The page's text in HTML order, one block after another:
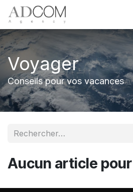
Se rendre au contenu
Voyager
Conseils pour vos vacances
Aucun article